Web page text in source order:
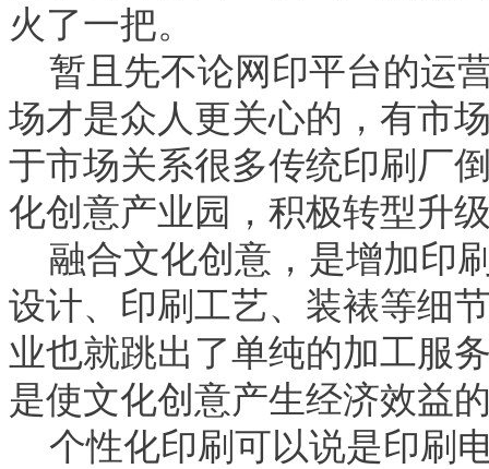
火了一把。
暂且先不论网印平台的运
场才是众人更关心的，有市
于市场关系很多传统印刷厂
化创意产业园，积极转型升
融合文化创意，是增加印
设计、印刷工艺、装裱等细
业也就跳出了单纯的加工服
是使文化创意产生经济效益
个性化印刷可以说是印刷